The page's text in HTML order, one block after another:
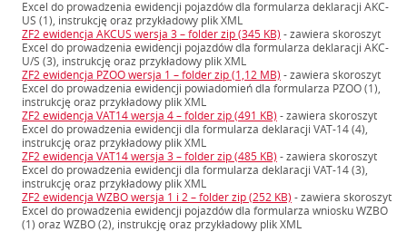
Excel do prowadzenia ewidencji pojazdów dla formularza deklaracji AKC-
US (1), instrukcję oraz przykładowy plik XML
ZF2 ewidencja AKCUS wersja 3 – folder zip (345 KB) - zawiera skoroszyt
Excel do prowadzenia ewidencji pojazdów dla formularza deklaracji AKC-
U/S (3), instrukcję oraz przykładowy plik XML
ZF2 ewidencja PZOO wersja 1 – folder zip (1,12 MB) - zawiera skoroszyt
Excel do prowadzenia ewidencji powiadomień dla formularza PZOO (1),
instrukcję oraz przykładowy plik XML
ZF2 ewidencja VAT14 wersja 4 – folder zip (491 KB) - zawiera skoroszyt
Excel do prowadzenia ewidencji dla formularza deklaracji VAT-14 (4),
instrukcję oraz przykładowy plik XML
ZF2 ewidencja VAT14 wersja 3 – folder zip (485 KB) - zawiera skoroszyt
Excel do prowadzenia ewidencji dla formularza deklaracji VAT-14 (3),
instrukcję oraz przykładowy plik XML
ZF2 ewidencja WZBO wersja 1 i 2 – folder zip (252 KB) - zawiera skoroszyt
Excel do prowadzenia ewidencji pojazdów dla formularza wniosku WZBO
(1) oraz WZBO (2), instrukcję oraz przykładowy plik XML